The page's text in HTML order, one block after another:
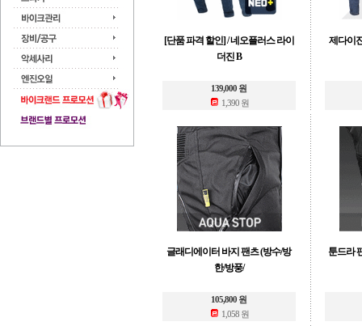
[단품 파격 할인] / 네오플러스 라이
더진 B
139,000 원
1,390 원
제다이
글래디에이터 바지 팬츠 (방수/방
한/방풍/
105,800 원
1,058 원
툰드라